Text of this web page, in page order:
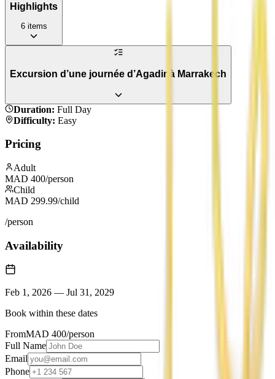
Highlights
6 items
Excursion d’une journée d’Agadir à Marrakech
Duration: Full Day
Difficulty: Easy
Pricing
Adult
MAD 400/person
Child
MAD 299.99/child
/person
Availability
Feb 1, 2026 — Jul 31, 2029
Book within these dates
FromMAD 400/person
Full Name
Email
Phone